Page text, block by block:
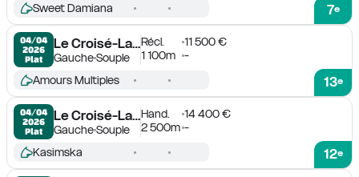
7e
Sweet Damiana
04/04
2026
Plat
Le Croisé-Laroche
GaucheSouple
Récl.
11 500 €
1 100m
-
13e
Amours Multiples
04/04
2026
Plat
Le Croisé-Laroche
GaucheSouple
Hand.
14 400 €
2 500m -
12e
Kasimska